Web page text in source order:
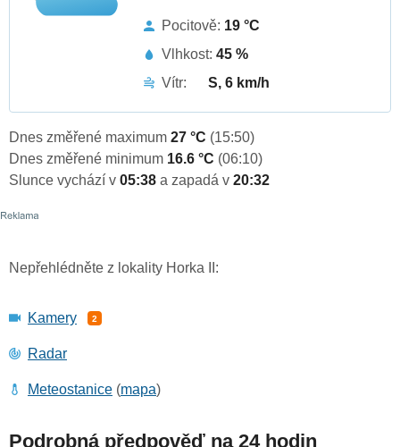
Pocitově: 19 °C
Vlhkost: 45 %
Vítr:
S, 6 km/h
Dnes změřené maximum 27 °C (15:50)
Dnes změřené minimum 16.6 °C (06:10)
Slunce vychází v 05:38 a zapadá v 20:32
Nepřehlédněte z lokality Horka II:
Kamery 2
Radar
Meteostanice (mapa)
Podrobná předpověď na 24 hodin